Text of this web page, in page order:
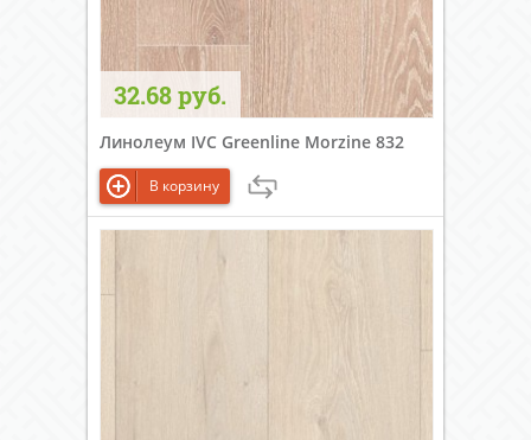
32.68 руб.
Линолеум IVC Greenline Morzine 832
В корзину